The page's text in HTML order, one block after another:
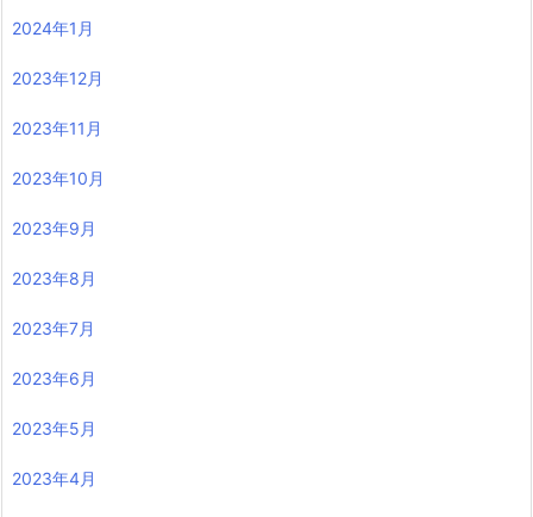
2024年1月
2023年12月
2023年11月
2023年10月
2023年9月
2023年8月
2023年7月
2023年6月
2023年5月
2023年4月